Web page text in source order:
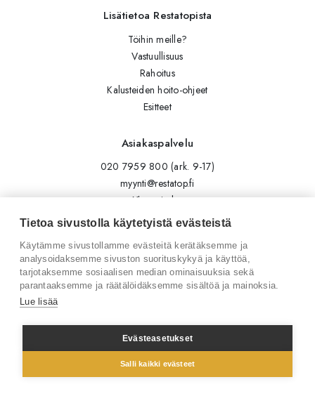
Lisätietoa Restatopista
Töihin meille?
Vastuullisuus
Rahoitus
Kalusteiden hoito-ohjeet
Esitteet
Asiakaspalvelu
020 7959 800 (ark. 9-17)
myynti@restatop.fi
Yhteystiedot
Lähetä viesti
Seuraa meitä
Tilaa uutiskirje
Facebook
© 2026 Restatop Oy
Tietoa sivustolla käytetyistä evästeistä
Käytämme sivustollamme evästeitä kerätäksemme ja
analysoidaksemme sivuston suorituskykyä ja käyttöä,
tarjotaksemme sosiaalisen median ominaisuuksia sekä
parantaaksemme ja räätälöidäksemme sisältöä ja mainoksia.
Lue lisää
Evästeasetukset
Salli kaikki evästeet